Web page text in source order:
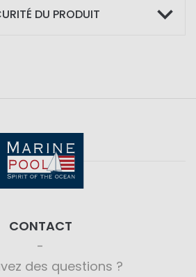
DU PRODUIT
CONTACT
des questions ?